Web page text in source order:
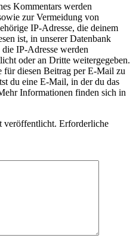
Kommentars werden
zur Vermeidung von
IP-Adresse, die deinem
ist, in unserer Datenbank
IP-Adresse werden
oder an Dritte weitergegeben.
diesen Beitrag per E-Mail zu
du eine E-Mail, in der du das
Informationen finden sich in
veröffentlicht. Erforderliche